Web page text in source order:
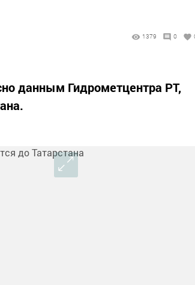
1379 0
данным Гидрометцентра РТ,